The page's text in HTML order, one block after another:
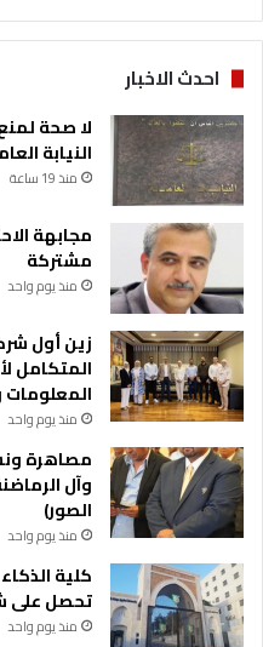
احدث الاخبار
لا صحة
النيابة
منذ 19 ساعة
مجابهة
مشتركة
منذ يوم واحد
زين أول
المتكامل
المعلومات
منذ يوم واحد
مصاهرة
وآل
الصور)
منذ يوم واحد
كلية
تحصل على
منذ يوم واحد